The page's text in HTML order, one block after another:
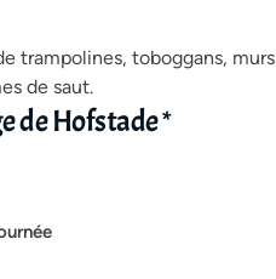
trampolines, toboggans, murs
de saut.
de Hofstade *